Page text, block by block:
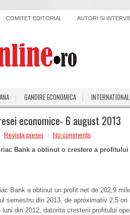
COMITET EDITORIAL AUTORI SI
GANDIRE ECONOMICA INTERNATIONAL
economice- 6 august 2013
Revista presei No comments
Bank a obtinut o crestere a
Bank a obtinut un profit net de 202,9
semestru din 2013, de aproximativ 2,5
luni din 2012, datorita cresterii profitului